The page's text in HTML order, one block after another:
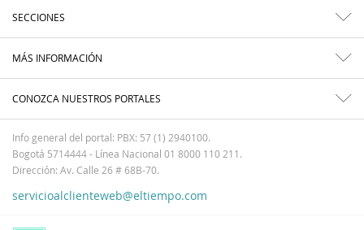
SECCIONES
MÁS INFORMACIÓN
CONOZCA NUESTROS PORTALES
Info general del portal: PBX: 57 (1) 2940100.
Bogotá 5714444 - Línea Nacional 01 8000 110 211.
Dirección: Av. Calle 26 # 68B-70.
servicioalclienteweb@eltiempo.com